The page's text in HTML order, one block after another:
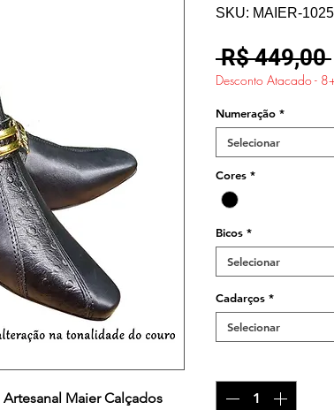
Maier Calçados
SKU: MAIER-1025
R$ 449,00
Desconto Atacado -
Numeração *
Selecionar
Cores *
Bicos *
Selecionar
Cadarços *
Selecionar